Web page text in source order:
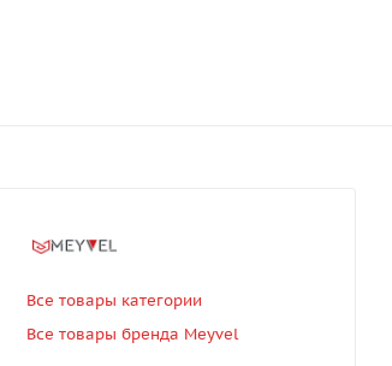
Все товары категории
Все товары бренда Meyvel